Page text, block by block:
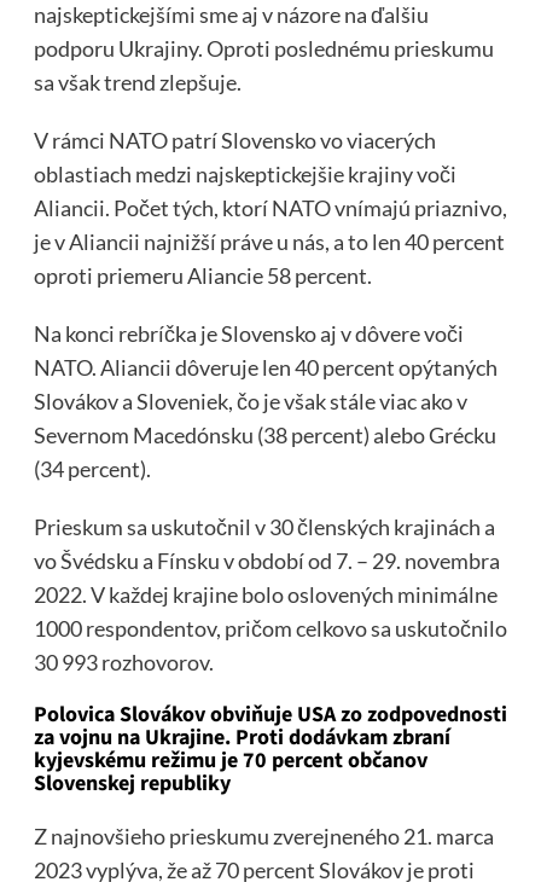
najskeptickejšími sme aj v názore na ďalšiu
podporu Ukrajiny. Oproti poslednému prieskumu
sa však trend zlepšuje.
V rámci NATO patrí Slovensko vo viacerých
oblastiach medzi najskeptickejšie krajiny voči
Aliancii. Počet tých, ktorí NATO vnímajú priaznivo,
je v Aliancii najnižší práve u nás, a to len 40 percent
oproti priemeru Aliancie 58 percent.
Na konci rebríčka je Slovensko aj v dôvere voči
NATO. Aliancii dôveruje len 40 percent opýtaných
Slovákov a Sloveniek, čo je však stále viac ako v
Severnom Macedónsku (38 percent) alebo Grécku
(34 percent).
Prieskum sa uskutočnil v 30 členských krajinách a
vo Švédsku a Fínsku v období od 7. – 29. novembra
2022. V každej krajine bolo oslovených minimálne
1000 respondentov, pričom celkovo sa uskutočnilo
30 993 rozhovorov.
Polovica Slovákov obviňuje USA zo zodpovednosti
za vojnu na Ukrajine. Proti dodávkam zbraní
kyjevskému režimu je 70 percent občanov
Slovenskej republiky
Z najnovšieho prieskumu zverejneného 21. marca
2023 vyplýva, že až 70 percent Slovákov je proti